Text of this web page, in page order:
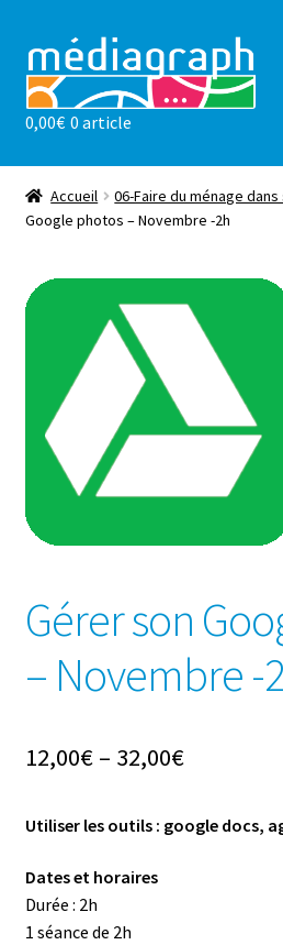
à
la
navigation
au
contenu
Les ateliers
sensibilisations
l’association
Actualités
Contact
0,00€ 0 article
Accueil 06-Faire du ménage
Google photos – Novembre -2h
Gérer son
– Novembre -
12,00€– 32,00€
Utiliser les outils : google docs,
Dates et horaires
Durée : 2h ­
1 séance de 2h